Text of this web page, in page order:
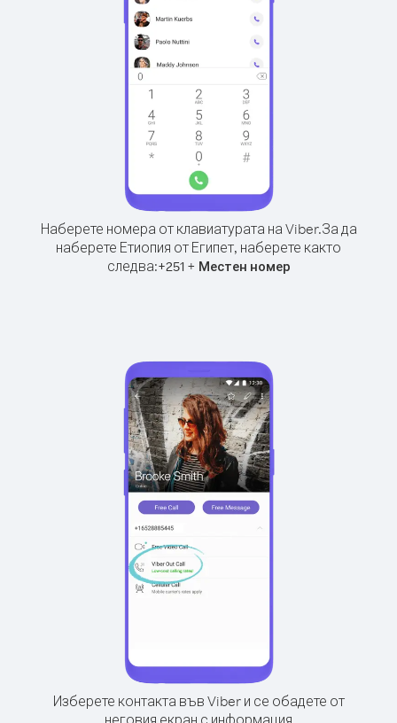
Наберете номера от клавиатурата на Viber.За да
наберете Етиопия от Египет, наберете както
следва:+251+ Местен номер
Изберете контакта във Viber и се обадете от
неговия екран с информация